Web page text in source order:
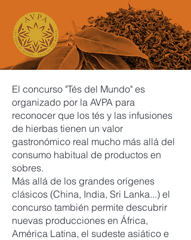
El concurso "Tés del Mundo" es
organizado por la AVPA para
reconocer que los tés y las infusiones
de hierbas tienen un valor
gastronómico real mucho más allá del
consumo habitual de productos en
sobres.
Más allá de los grandes orígenes
clásicos (China, India, Sri Lanka...) el
concurso también permite descubrir
nuevas producciones en África,
América Latina, el sudeste asiático e